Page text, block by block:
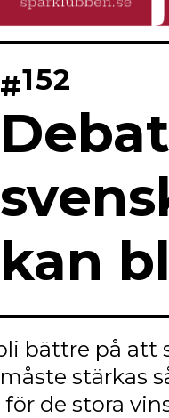
#152
kan
bättre på att
stärkas
de stora